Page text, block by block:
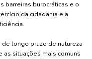
barreiras burocráticas e o
da cidadania e a
longo prazo de natureza
as situações mais comuns